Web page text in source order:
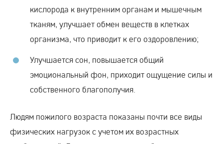
кислорода к внутренним органам и мышечным
тканям, улучшает обмен веществ в клетках
организма, что приводит к его оздоровлению;
Улучшается сон, повышается общий
эмоциональный фон, приходит ощущение силы и
собственного благополучия.
Людям пожилого возраста показаны почти все виды
физических нагрузок с учетом их возрастных